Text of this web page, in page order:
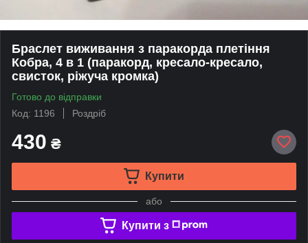
Браслет виживання з паракорда плетіння
Кобра, 4 в 1 (паракорд, кресало-кресало,
свисток, ріжуча кромка)
Готово до відправки
Код: 1196
Роздріб
430 ₴
Купити
або
Купити з